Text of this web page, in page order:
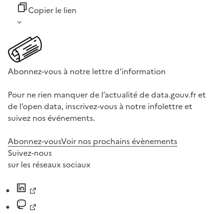
Copier le lien
Abonnez-vous à notre lettre d'information
Pour ne rien manquer de l’actualité de data.gouv.fr et
de l’open data, inscrivez-vous à notre infolettre et
suivez nos événements.
Abonnez-vousVoir nos prochains évènements
Suivez-nous
sur les réseaux sociaux